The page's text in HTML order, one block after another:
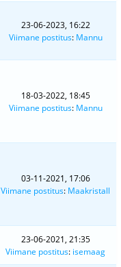
23-06-2023, 16:22
Viimane postitus: Mannu
18-03-2022, 18:45
Viimane postitus: Mannu
03-11-2021, 17:06
Viimane postitus: Maakristall
23-06-2021, 21:35
Viimane postitus: isemaag